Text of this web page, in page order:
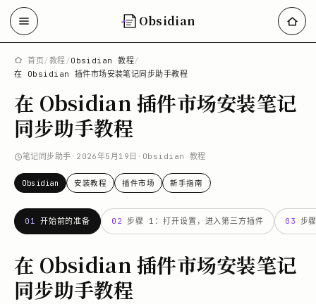
Obsidian
首页/教程/Obsidian 教程/
在 Obsidian 插件市场安装笔记同步助手教程
在 Obsidian 插件市场安装笔记
同步助手教程
笔记同步助手 · 2026年5月19日 · Obsidian 教程
Obsidian 安装教程 插件市场 新手指南
01 开始前的准备 02 步骤 1：打开设置，进入第三方插件 03 步
在 Obsidian 插件市场安装笔记
同步助手教程